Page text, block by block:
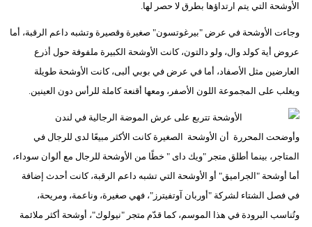
الأوشحة التي يتم ارتداؤها بطرق لا حصر لها.
وجاءت الأوشحة في عرض "بيرغوتسون" صغيرة وقصيرة وتشبه داعم الرقبة، أما
عروض أية كولد وال، ولو دالتون، كانت الأوشحة الكبيرة ملفوفة حول أذرع
العارضين مثل الأصفاد، أما في عرض في بوبي ألبى، كانت الأوشحة طويلة
ويغلب على المجموعة اللون الأصفر، ومعها أقنعة كاملة للرأس دون العينين.
وأوضحت المحررة أن الأوشحة الصغيرة كانت الأكثر مبيعًا لدى للرجال في
المتاجر، بينما أطلق متجر "ويك داى " خطًا من الأوشحة للرجال مع ألوان سوداء،
أما أوشحة "الجراميق" أو الأوشحة التي تشبه داعم الرقبة، كانت أحدث إضافة
في فصل الشتاء لشركة "أوربان آوتفيترز"، فهي صغيرة، وناعمة، ومريحة،
وتُناسب البرودة في هذا الموسم، كما قدّم متجر "نيولوك"، أوشحة أكثر ملائمة